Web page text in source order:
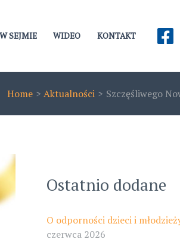
SEJMIE WIDEO KONTAKT
Home Aktualności Szczęśliwego
Ostatnio dodane
O odporności dzieci i
czerwca 2026